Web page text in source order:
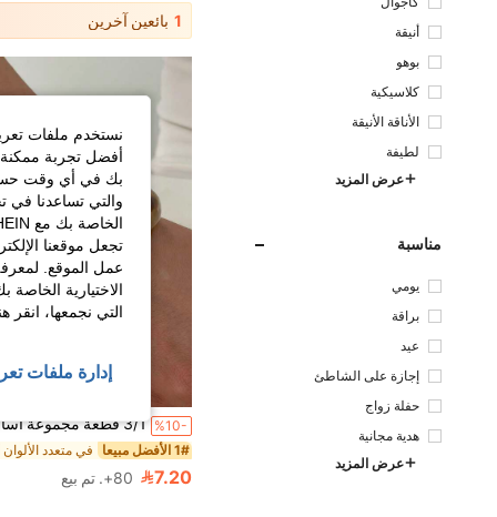
أنيقة
بوهو
كلاسيكية
الأناقة الأنيقة
لطيفة
عرض المزيد
مناسبة
يومي
براقة
عيد
إجازة على الشاطئ
حفلة زواج
هدية مجانية
عرض المزيد
1 بائعين آخرين
%10-
1# الأفضل مبيعا
7.20 80+. تم بيع
نستخدم ملفات
أفضل تجربة ممكنة
بك في أي وقت حسب
والتي تساعدنا في
تجعل موقعنا
عمل الموقع.
الاختيارية
التي نجمعها، انقر
إدارة ملفات